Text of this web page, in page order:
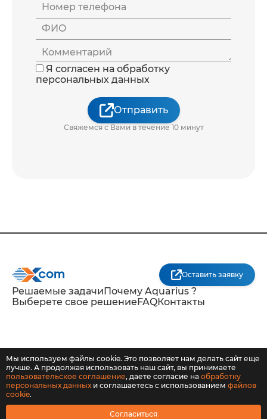
Номер телефона
ФИО
Комментарий
Я согласен на обработку
персональных данных
Отправить
Свяжемся с Вами в течение 10 минут
Оставить заявку
Решаемые задачиПочему Aquarius ?
Выберете свое решениеFAQКонтакты
© 2018–2026 X-Com. Все права защищены.
Мы используем файлы cookie. Это позволяет нам делать сайт еще
лучше. А продолжая использовать наш сайт, вы принимаете
пользовательское соглашение, даете согласие на обработку
персональных данных и соглашаетесь с использованием файлов
cookie.
Согласиться